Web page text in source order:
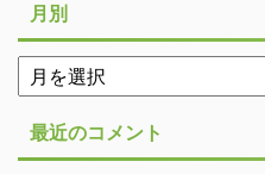
月別
月
別
最近のコメント